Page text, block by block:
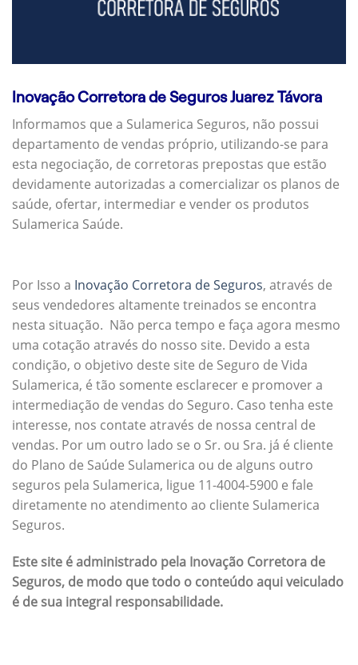
Inovação Corretora de Seguros Juarez Távora
Informamos que a Sulamerica Seguros, não possui
departamento de vendas próprio, utilizando-se para
esta negociação, de corretoras prepostas que estão
devidamente autorizadas a comercializar os planos de
saúde, ofertar, intermediar e vender os produtos
Sulamerica Saúde.
Por Isso a Inovação Corretora de Seguros, através de
seus vendedores altamente treinados se encontra
nesta situação. Não perca tempo e faça agora mesmo
uma cotação através do nosso site. Devido a esta
condição, o objetivo deste site de Seguro de Vida
Sulamerica, é tão somente esclarecer e promover a
intermediação de vendas do Seguro. Caso tenha este
interesse, nos contate através de nossa central de
vendas. Por um outro lado se o Sr. ou Sra. já é cliente
do Plano de Saúde Sulamerica ou de alguns outro
seguros pela Sulamerica, ligue 11-4004-5900 e fale
diretamente no atendimento ao cliente Sulamerica
Seguros.
Este site é administrado pela Inovação Corretora de
Seguros, de modo que todo o conteúdo aqui veiculado
é de sua integral responsabilidade.